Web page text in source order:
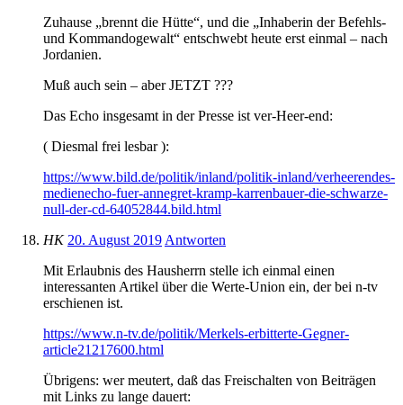
Zuhause „brennt die Hütte“, und die „Inhaberin der Befehls-
und Kommandogewalt“ entschwebt heute erst einmal – nach
Jordanien.
Muß auch sein – aber JETZT ???
Das Echo insgesamt in der Presse ist ver-Heer-end:
( Diesmal frei lesbar ):
https://www.bild.de/politik/inland/politik-inland/verheerendes-
medienecho-fuer-annegret-kramp-karrenbauer-die-schwarze-
null-der-cd-64052844.bild.html
HK 20. August 2019 Antworten
Mit Erlaubnis des Hausherrn stelle ich einmal einen
interessanten Artikel über die Werte-Union ein, der bei n-tv
erschienen ist.
https://www.n-tv.de/politik/Merkels-erbitterte-Gegner-
article21217600.html
Übrigens: wer meutert, daß das Freischalten von Beiträgen
mit Links zu lange dauert: